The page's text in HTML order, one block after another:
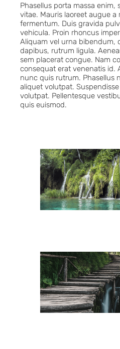
Phasellus porta massa enim,
vitae. Mauris laoreet augue
fermentum. Duis gravida
vehicula. Proin rhoncus
Aliquam vel urna bibendum,
dapibus, rutrum ligula.
sem placerat congue. Nam
consequat erat venenatis id.
nunc quis rutrum. Phasellus
aliquet volutpat.
volutpat. Pellentesque
quis euismod.